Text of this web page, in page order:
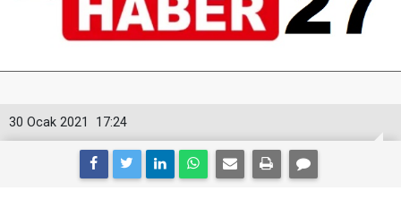
17:24
30 Ocak 2021